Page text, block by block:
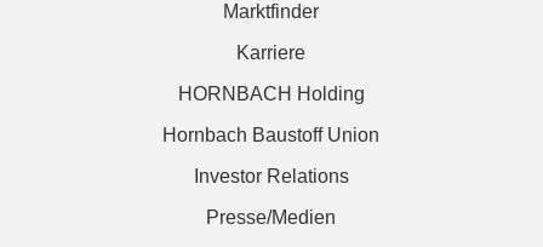
Marktfinder
Karriere
HORNBACH Holding
Hornbach Baustoff Union
Investor Relations
Presse/Medien